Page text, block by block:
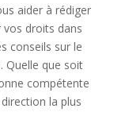
aider à rédiger
droits dans
conseils sur le
Quelle que soit
compétente
la plus